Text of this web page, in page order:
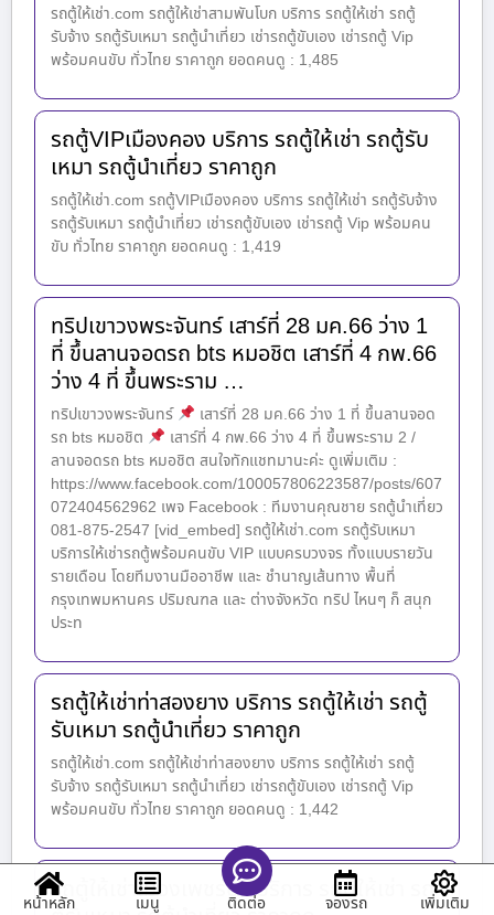
รถตู้ให้เช่า.com รถตู้ให้เช่าสามพันโบก บริการ รถตู้ให้เช่า รถตู้
รับจ้าง รถตู้รับเหมา รถตู้นำเที่ยว เช่ารถตู้ขับเอง เช่ารถตู้ Vip
พร้อมคนขับ ทั่วไทย ราคาถูก ยอดคนดู : 1,485
รถตู้VIPเมืองคอง บริการ รถตู้ให้เช่า รถตู้รับ
เหมา รถตู้นำเที่ยว ราคาถูก
รถตู้ให้เช่า.com รถตู้VIPเมืองคอง บริการ รถตู้ให้เช่า รถตู้รับจ้าง
รถตู้รับเหมา รถตู้นำเที่ยว เช่ารถตู้ขับเอง เช่ารถตู้ Vip พร้อมคน
ขับ ทั่วไทย ราคาถูก ยอดคนดู : 1,419
ทริปเขาวงพระจันทร์ เสาร์ที่ 28 มค.66 ว่าง 1
ที่ ขึ้นลานจอดรถ bts หมอชิต เสาร์ที่ 4 กพ.66
ว่าง 4 ที่ ขึ้นพระราม …
ทริปเขาวงพระจันทร์
เสาร์ที่ 28 มค.66 ว่าง 1 ที่ ขึ้นลานจอด
รถ bts หมอชิต
เสาร์ที่ 4 กพ.66 ว่าง 4 ที่ ขึ้นพระราม 2 /
ลานจอดรถ bts หมอชิต สนใจทักแชทมานะค่ะ ดูเพิ่มเติม :
https://www.facebook.com/100057806223587/posts/607
072404562962 เพจ Facebook : ทีมงานคุณชาย รถตู้นำเที่ยว
081-875-2547 [vid_embed] รถตู้ให้เช่า.com รถตู้รับเหมา
บริการให้เช่ารถตู้พร้อมคนขับ VIP แบบครบวงจร ทั้งแบบรายวัน
รายเดือน โดยทีมงานมืออาชีพ และ ชำนาญเส้นทาง พื้นที่
กรุงเทพมหานคร ปริมณฑล และ ต่างจังหวัด ทริป ไหนๆ ก็ สนุก
ประท
รถตู้ให้เช่าท่าสองยาง บริการ รถตู้ให้เช่า รถตู้
รับเหมา รถตู้นำเที่ยว ราคาถูก
รถตู้ให้เช่า.com รถตู้ให้เช่าท่าสองยาง บริการ รถตู้ให้เช่า รถตู้
รับจ้าง รถตู้รับเหมา รถตู้นำเที่ยว เช่ารถตู้ขับเอง เช่ารถตู้ Vip
พร้อมคนขับ ทั่วไทย ราคาถูก ยอดคนดู : 1,442
รถตู้ให้เช่าเมืองเพชรบุรี บริการ รถตู้ให้เช่า รถ
หน้าหลัก เมนู ติดต่อ จองรถ เพิ่มเติม